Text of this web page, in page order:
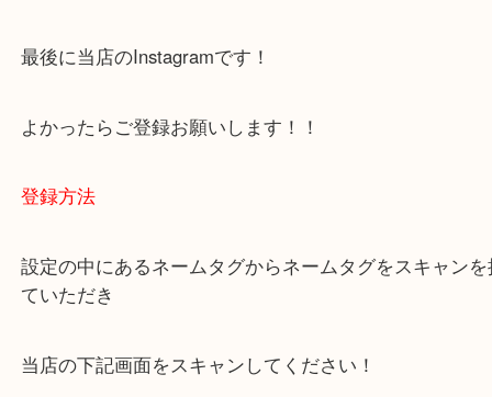
大吉 豊中駅前店に来てよかった！と思っていただ
一点一点を丁寧に査定いたします！